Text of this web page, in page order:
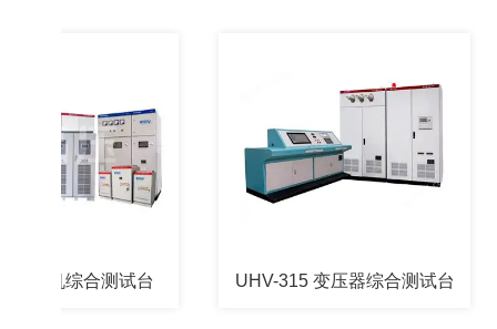
机综合测试台 UHV-315 变压器综合测试台